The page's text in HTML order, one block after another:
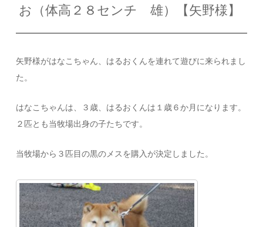
お（体高２８センチ 雄）【矢野様】
矢野様がはなこちゃん、はるおくんを連れて遊びに来られまし
た。
はなこちゃんは、３歳、はるおくんは１歳６か月になります。
２匹とも当牧場出身の子たちです。
当牧場から３匹目の黒のメスを購入が決定しました。